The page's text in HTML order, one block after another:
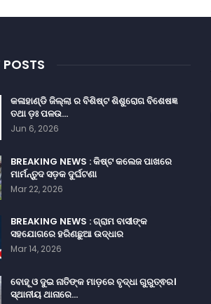
POSTS
କଳାହାଣ୍ଡି ଜିଲ୍ଲା ର ବିଶିଷ୍ଟ ଶିଶୁରୋଗ ବିଶେଷଜ୍ଞ
ତଥା ଡ଼ଃ ପଳଉ…
Jun 6, 2026
BREAKING NEWS : କିଷ୍ଟ କଲେଜ ପାଖରେ
ମାର୍ମନ୍ତୁଦ ସଡ଼କ ଦୁର୍ଘଟଣା
Mar 22, 2026
BREAKING NEWS : ଗ୍ରାମ ବାସୀଙ୍କ
ସହଯୋଗରେ ହରିଣଛୁଆ ଉଦ୍ଧାର
Mar 14, 2026
ବୋହୂ ଓ ଦୁଇ ନାତିଙ୍କ ମାଡ଼ରେ ବୃଦ୍ଧା ଗୁରୁତ୍ଵର।
ସ୍ଥାନୀୟ ଥାନାରେ…